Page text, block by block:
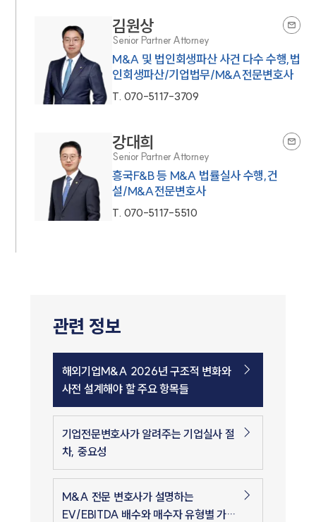
김원상
Senior Partner Attorney
M&A 및 법인회생파산 사건 다수 수행,법
인회생파산/기업법무/M&A전문변호사
T. 070-5117-3709
강대희
Senior Partner Attorney
흥국F&B 등 M&A 법률실사 수행,건
설/M&A전문변호사
T. 070-5117-5510
관련 정보
해외기업M&A 2026년 구조적 변화와
사전 설계해야 할 주요 항목들
기업전문변호사가 알려주는 기업실사 절
차, 중요성
M&A 전문 변호사가 설명하는
EV/EBITDA 배수와 매수자 유형별 가치